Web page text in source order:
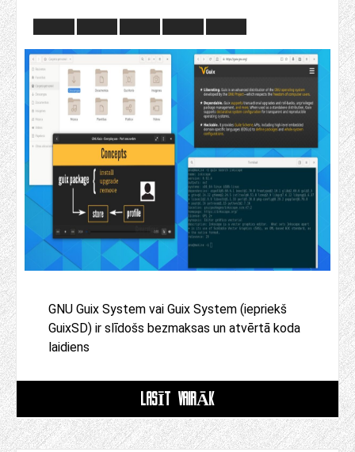
GNU Guix System vai Guix System (iepriekš
GuixSD) ir slīdošs bezmaksas un atvērtā koda
laidiens
LASĪT VAIRĀK